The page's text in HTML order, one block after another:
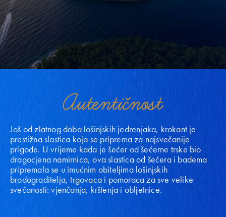
Autentičnost
Još od zlatnog doba lošinjskih jedrenjaka, krokant je
prestižna slastica koja se priprema za najsvečanije
prigode. U vrijeme kada je šećer od šećerne trske bio
dragocjena namirnica, ova slastica od šećera i badema
pripremala se u imućnim obiteljima lošinjskih
brodograditelja, trgovaca i pomoraca za sve velike
svečanosti: vjenčanja, krštenja i obljetnice.